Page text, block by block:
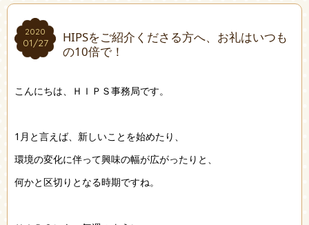
2020
01/27
2020
01/27
HIPSをご紹介くださる方へ、お礼はいつも
の10倍で！
こんにちは、ＨＩＰＳ事務局です。
1月と言えば、新しいことを始めたり、
環境の変化に伴って興味の幅が広がったりと、
何かと区切りとなる時期ですね。